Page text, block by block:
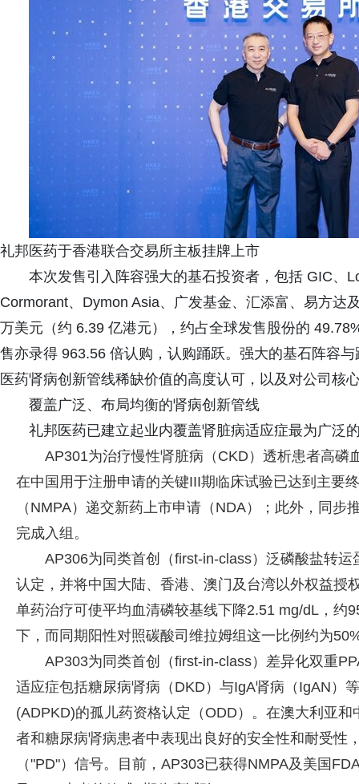
礼邦医药于香港联合交易所主板挂牌上市
本次发售引入阵容强大的基石投资者，包括 GIC、
Cormorant、Dymon Asia、广发基金、汇添富、易方达
万美元（约 6.39 亿港元），约占全球发售股份的
售亦录得 963.56 倍认购，认购踊跃。强大的基石阵容
医药肾病创新管线稀缺价值的高度认可，以及对公司核
覆盖广泛、布局均衡的肾病创新管线
礼邦医药已建立起业内覆盖肾脏病适应症最为广泛
AP301为治疗慢性肾脏病（CKD）透析患者高
在中国用于注册申请的关键III期临床试验已达到主要
（NMPA）递交新药上市申请（NDA）；此外，同
完成入组。
AP306为同类首创（first-in-class）泛磷酸盐转
认定，并将中国大陆、香港、澳门及台湾以外权益授
单药治疗可使平均血清磷较基线下降2.51 mg/dL，约
下，而同期阳性对照碳酸司维拉姆组这一比例约为
AP303为同类首创（first-in-class）差异化双重
适应症包括糖尿病肾病（DKD）与IgA肾病（IgAN）
(ADPKD)的孤儿药资格认定（ODD）。在澳大利亚
者和糖尿病肾病患者中表现出良好的安全性和耐受性
（"PD"）信号。目前，AP303已获得NMPA及美国